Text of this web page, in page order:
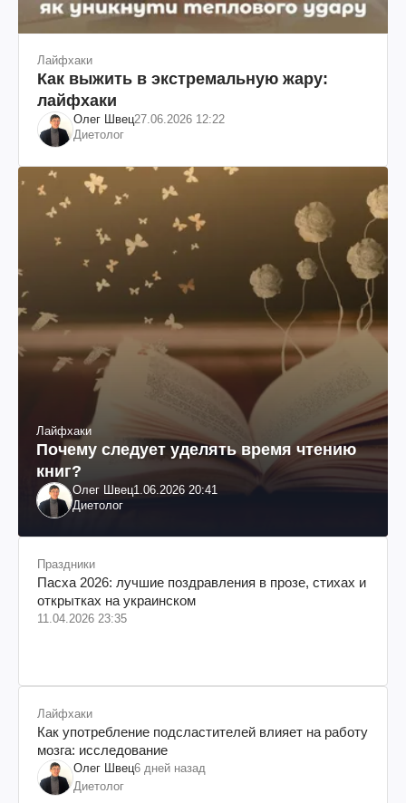
Лайфхаки
Как выжить в экстремальную жару:
лайфхаки
Олег Швец27.06.2026 12:22
Диетолог
Лайфхаки
Почему следует уделять время чтению
книг?
Олег Швец1.06.2026 20:41
Диетолог
Праздники
Пасха 2026: лучшие поздравления в прозе, стихах и
открытках на украинском
11.04.2026 23:35
Лайфхаки
Как употребление подсластителей влияет на работу
мозга: исследование
Олег Швец6 дней назад
Диетолог